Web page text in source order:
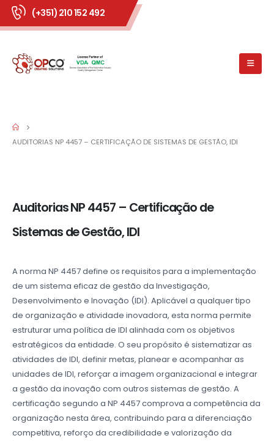
(+351) 210 152 492
AUDITORIAS NP 4457 – CERTIFICAÇÃO DE SISTEMAS DE GESTÃO, IDI
Auditorias NP 4457 – Certificação de
Sistemas de Gestão, IDI
A norma NP 4457 define os requisitos para a implementação
de um sistema eficaz de gestão da Investigação,
Desenvolvimento e Inovação (IDI). Aplicável a qualquer tipo
de organização e atividade inovadora, esta norma permite
estruturar uma política de IDI alinhada com os objetivos
estratégicos da entidade. O seu propósito é sistematizar as
atividades de IDI, definir metas, planear e acompanhar as
unidades de IDI, reforçar a imagem organizacional e integrar
a gestão da inovação com outros sistemas de gestão. A
certificação segundo a NP 4457 comprova a competência da
organização nesta área, contribuindo para a diferenciação
competitiva, reforço da credibilidade e valorização da